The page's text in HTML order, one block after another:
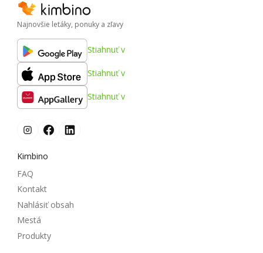
Najnovšie letáky, ponuky a zľavy
Stiahnuť v
Stiahnuť v
Stiahnuť v
Kimbino
FAQ
Kontakt
Nahlásiť obsah
Mestá
Produkty